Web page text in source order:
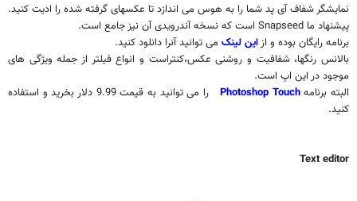
نمایشگر شفاف آی پد شما را به هوس می اندازد تا عکسهای گرفته شده را ادیت کنید.
پیشنهاد ما Snapseed است که نسخه آندرویدی آن نیز جامع است.
برنامه رایگان بوده و از این لینک می توانید آنرا دانلود کنید.
بالانس رنگها، شفافیت و روشنی عکس،کنتراست و انواع فیلتر از جمله ویژگی های
موجود در این اپ است.
البته برنامهPhotoshop Touch
را می توانید به قیمت 9.99 دلار بخرید و استفاده
کنید.
Text editor